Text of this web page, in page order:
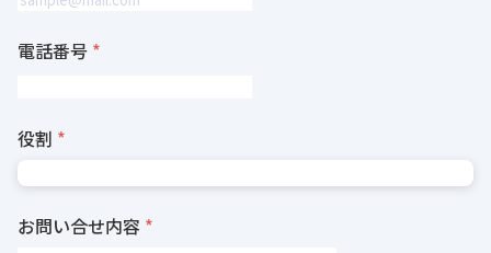
電話番号
役割
お問い合せ内容